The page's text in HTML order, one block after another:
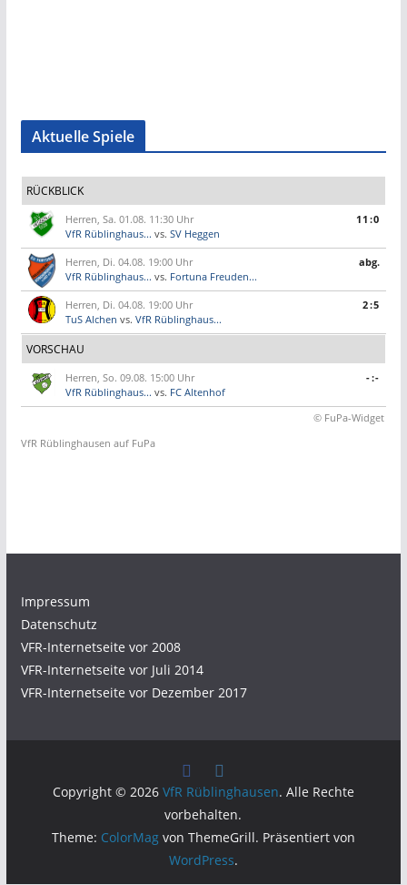
Aktuelle Spiele
RÜCKBLICK
Herren, Sa. 01.08. 11:30 Uhr
VfR Rüblinghaus... vs. SV Heggen
11:0
Herren, Di. 04.08. 19:00 Uhr
VfR Rüblinghaus... vs. Fortuna Freuden...
abg.
Herren, Di. 04.08. 19:00 Uhr
TuS Alchen vs. VfR Rüblinghaus...
2:5
VORSCHAU
Herren, So. 09.08. 15:00 Uhr
VfR Rüblinghaus... vs. FC Altenhof
-:-
© FuPa-Widget
VfR Rüblinghausen auf FuPa
Impressum
Datenschutz
VFR-Internetseite vor 2008
VFR-Internetseite vor Juli 2014
VFR-Internetseite vor Dezember 2017
Copyright © 2026 VfR Rüblinghausen. Alle Rechte
vorbehalten.
Theme: ColorMagvon ThemeGrill. Präsentiert von
WordPress.